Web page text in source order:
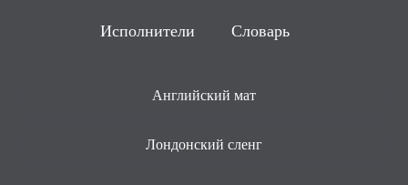
Исполнители Словарь
Английский мат
Лондонский сленг